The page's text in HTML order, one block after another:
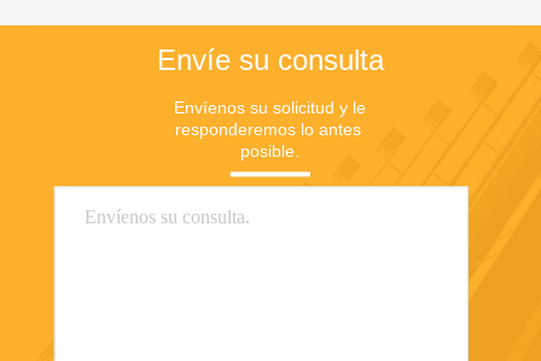
Envíe su consulta
Envíenos su solicitud y le
responderemos lo antes
posible.